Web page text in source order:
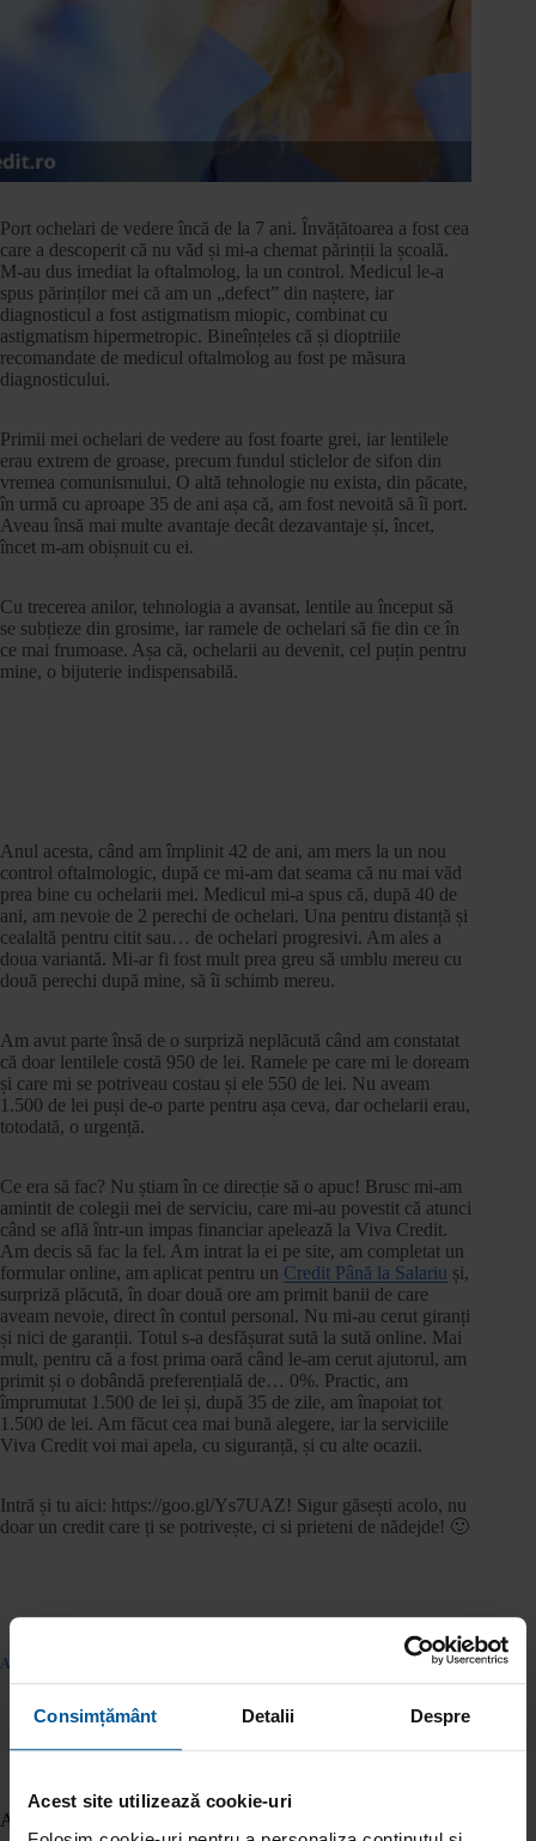
Consimțământ Detalii Despre
Acest site utilizează cookie-uri
Port ochelari de vedere încă de la 7 ani. Învățătoarea a fost cea
care a descoperit că nu văd și mi-a chemat părinții la școală.
M-au dus imediat la oftalmolog, la un control. Medicul le-a
spus părinților mei că am un „defect” din naștere, iar
diagnosticul a fost astigmatism miopic, combinat cu
astigmatism hipermetropic. Bineînțeles că și dioptriile
recomandate de medicul oftalmolog au fost pe măsura
diagnosticului.
Primii mei ochelari de vedere au fost foarte grei, iar lentilele
erau extrem de groase, precum fundul sticlelor de sifon din
vremea comunismului. O altă tehnologie nu exista, din păcate,
în urmă cu aproape 35 de ani așa că, am fost nevoită să îi port.
Aveau însă mai multe avantaje decât dezavantaje și, încet,
încet m-am obișnuit cu ei.
Cu trecerea anilor, tehnologia a avansat, lentile au început să
se subțieze din grosime, iar ramele de ochelari să fie din ce în
ce mai frumoase. Așa că, ochelarii au devenit, cel puțin pentru
mine, o bijuterie indispensabilă.
Anul acesta, când am împlinit 42 de ani, am mers la un nou
control oftalmologic, după ce mi-am dat seama că nu mai văd
prea bine cu ochelarii mei. Medicul mi-a spus că, după 40 de
ani, am nevoie de 2 perechi de ochelari. Una pentru distanță și
cealaltă pentru citit sau… de ochelari progresivi. Am ales a
doua variantă. Mi-ar fi fost mult prea greu să umblu mereu cu
două perechi după mine, să îi schimb mereu.
Am avut parte însă de o surpriză neplăcută când am constatat
că doar lentilele costă 950 de lei. Ramele pe care mi le doream
și care mi se potriveau costau și ele 550 de lei. Nu aveam
1.500 de lei puși de-o parte pentru așa ceva, dar ochelarii erau,
totodată, o urgență.
Ce era să fac? Nu știam în ce direcție să o apuc! Brusc mi-am
amintit de colegii mei de serviciu, care mi-au povestit că atunci
când se află într-un impas financiar apelează la Viva Credit.
Am decis să fac la fel. Am intrat la ei pe site, am completat un
formular online, am aplicat pentru un Credit Până la Salariu și,
surpriză plăcută, în doar două ore am primit banii de care
aveam nevoie, direct în contul personal. Nu mi-au cerut giranți
și nici de garanții. Totul s-a desfășurat sută la sută online. Mai
mult, pentru că a fost prima oară când le-am cerut ajutorul, am
primit și o dobândă preferențială de… 0%. Practic, am
împrumutat 1.500 de lei și, după 35 de zile, am înapoiat tot
1.500 de lei. Am făcut cea mai bună alegere, iar la serviciile
Viva Credit voi mai apela, cu siguranță, și cu alte ocazii.
Intră și tu aici: https://goo.gl/Ys7UAZ! Sigur găsești acolo, nu
doar un credit care ți se potrivește, ci si prieteni de nădejde! 🙂
ANTERIOR
Articole similare